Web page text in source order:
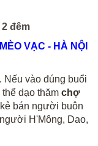
VẠC - HÀ NỘI
Nếu vào đúng buổi
thể dạo thămchợ
bán người buôn
H'Mông, Dao,